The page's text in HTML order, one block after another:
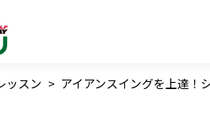
ッスン > アイアンスイングを上達！